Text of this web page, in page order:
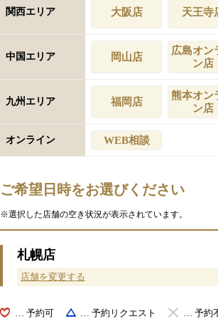
関西エリア 大阪店 天王寺
中国エリア 岡山店
広島オン
ン店
九州エリア 福岡店
熊本オン
ン店
オンライン WEB相談
ご希望日時をお選びください
※選択した店舗の空き状況が表示されています。
札幌店
店舗を変更する
… 予約可 … 予約リクエスト … 予約